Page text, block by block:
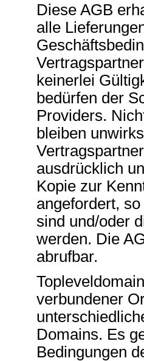
Diese AGB
alle
keinerlei
bedürfen der
Providers.
bleiben
ausdrücklich
Kopie zur
angefordert,
sind und/oder
werden. Die
abrufbar.
verbundener
Domains. Es
Bedingungen